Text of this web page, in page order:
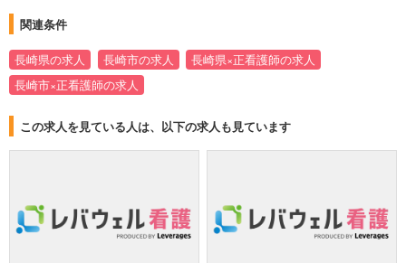
関連条件
長崎県の求人 長崎市の求人
長崎県×正看護師の求人
長崎市×正看護師の求人
この求人を見ている人は、以下の求人も見ています